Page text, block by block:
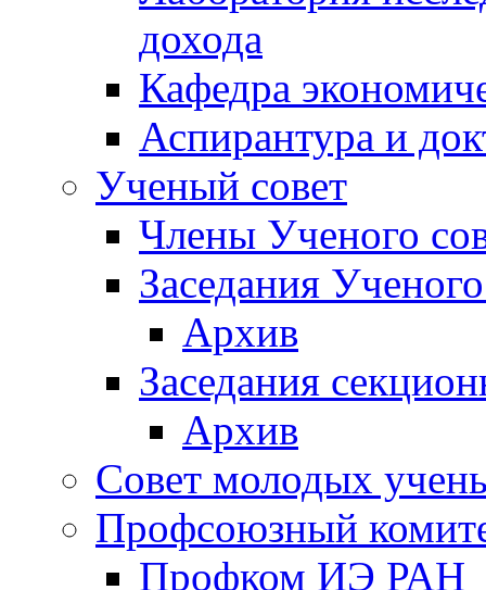
дохода
Кафедра
Аспирантура и
Ученый совет
Члены Ученого
Заседания
Архив
Заседания
Архив
Совет молодых
Профсоюзный
Профком ИЭ РАН